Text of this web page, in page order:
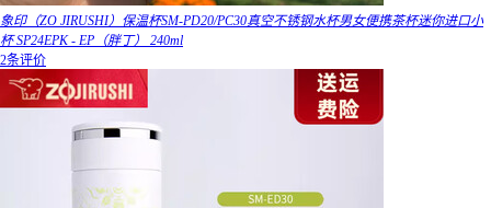
象印（ZO JIRUSHI）保温杯SM-PD20/PC30真空不锈钢水杯男女便携茶杯迷你进口小
杯 SP24EPK - EP（胖丁） 240ml
2条评价